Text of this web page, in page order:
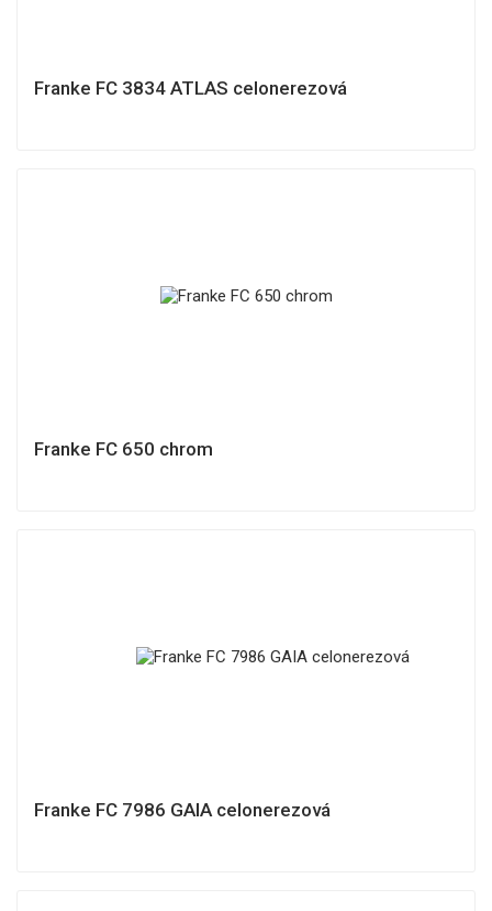
Franke FC 3834 ATLAS celonerezová
Franke FC 650 chrom
Franke FC 7986 GAIA celonerezová